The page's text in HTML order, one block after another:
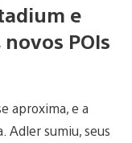
e
POIs
aproxima, e a
Adler sumiu, seus